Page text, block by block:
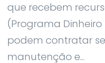
que recebem
(Programa Dinheiro
podem contratar
manutenção e...